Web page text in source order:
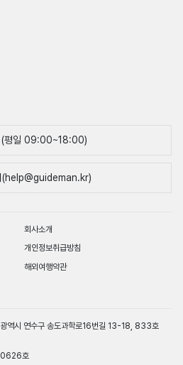
(평일 09:00~18:00)
(help@guideman.kr)
회사소개
개인정보취급방침
해외여행약관
광역시 연수구 송도과학로16번길 13-18, 833호
0626호